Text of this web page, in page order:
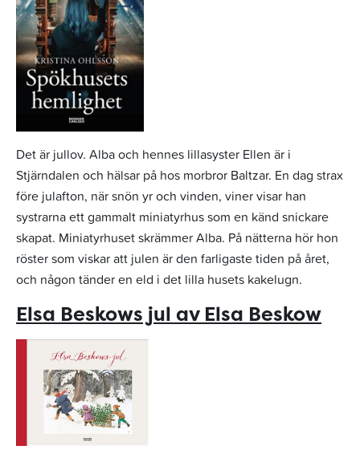
Det är jullov. Alba och hennes lillasyster Ellen är i
Stjärndalen och hälsar på hos morbror Baltzar. En dag strax
före julafton, när snön yr och vinden, viner visar han
systrarna ett gammalt miniatyrhus som en känd snickare
skapat. Miniatyrhuset skrämmer Alba. På nätterna hör hon
röster som viskar att julen är den farligaste tiden på året,
och någon tänder en eld i det lilla husets kakelugn.
Elsa Beskows jul av Elsa Beskow